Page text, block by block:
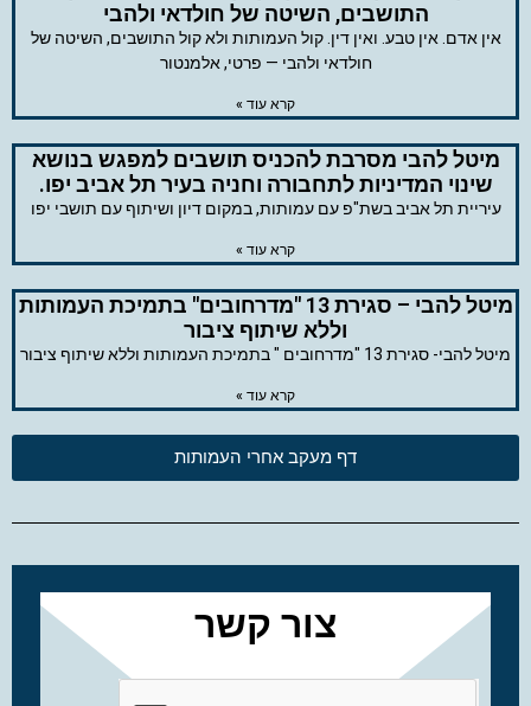
התושבים, השיטה של חולדאי ולהבי
אין אדם. אין טבע. ואין דין. קול העמותות ולא קול התושבים, השיטה של
חולדאי ולהבי — פרטי, אלמנטור
קרא עוד »
מיטל להבי מסרבת להכניס תושבים למפגש בנושא
שינוי המדיניות לתחבורה וחניה בעיר תל אביב יפו.
עיריית תל אביב בשת"פ עם עמותות, במקום דיון ושיתוף עם תושבי יפו
קרא עוד »
מיטל להבי – סגירת 13 "מדרחובים" בתמיכת העמותות
וללא שיתוף ציבור
מיטל להבי- סגירת 13 "מדרחובים " בתמיכת העמותות וללא שיתוף ציבור
קרא עוד »
דף מעקב אחרי העמותות
צור קשר